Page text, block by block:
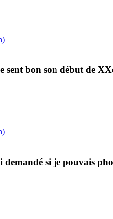
sent bon son début de
demandé si je pouvais